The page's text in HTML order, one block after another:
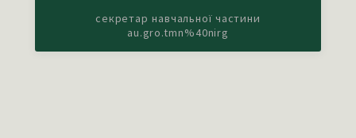
секретар навчальної частини
au.gro.tmn%40nirg